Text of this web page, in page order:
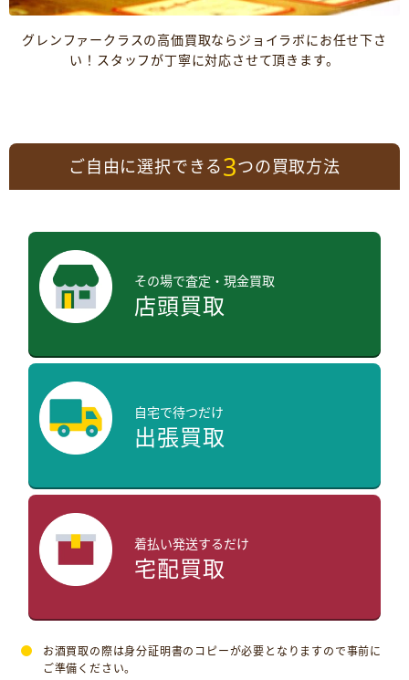
グレンファークラスの高価買取ならジョイラボにお任せ下さ
い！スタッフが丁寧に対応させて頂きます。
ご自由に選択できる3つの買取方法
その場で査定・現金買取
店頭買取
自宅で待つだけ
出張買取
着払い発送するだけ
宅配買取
お酒買取の際は身分証明書のコピーが必要となりますので事前に
ご準備ください。